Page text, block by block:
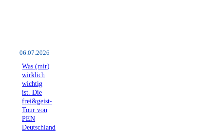
06.07.2026
Was (mir)
wirklich
wichtig
ist. Die
frei&geist-
Tour von
PEN
Deutschland